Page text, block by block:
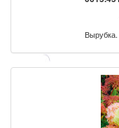
Вырубка.